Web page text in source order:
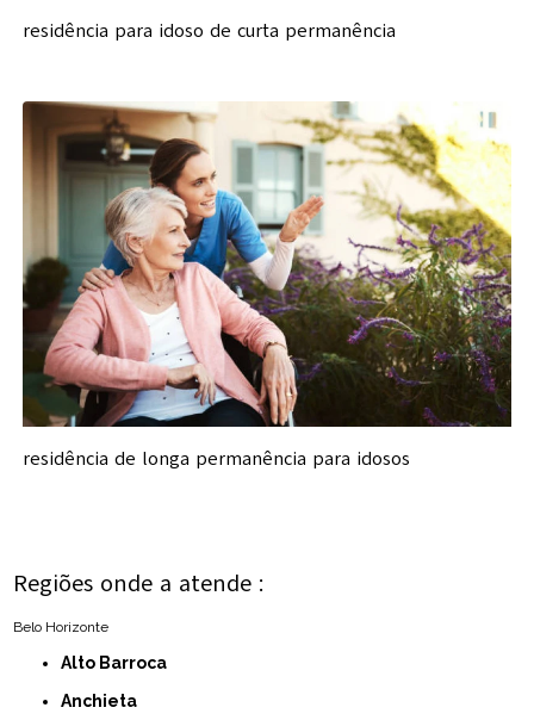
residência para idoso de curta permanência
residência de longa permanência para idosos
Regiões onde a atende :
Belo Horizonte
Alto Barroca
Anchieta